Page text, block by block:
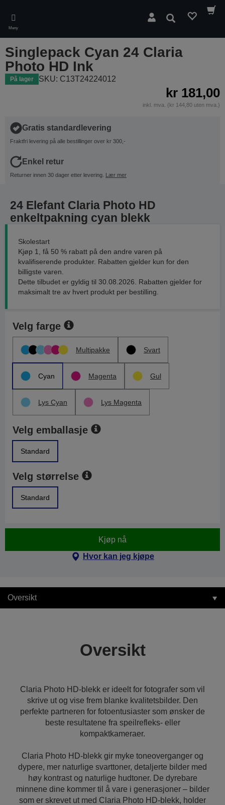
main
content
Meny
Søk
Singlepack Cyan 24 Claria
Photo HD Ink
På lager SKU: C13T24224012
kr 181,00
inkl. mva. (kr 144,80 uten mva.)
Gratis standardlevering
Fraktfri levering på alle bestillinger over kr 300,-
Enkel retur
Returner innen 30 dager etter levering. Lær mer
24 Elefant Claria Photo HD
enkeltpakning cyan blekk
Skolestart
Kjøp 1, få 50 % rabatt på den andre varen på
kvalifiserende produkter. Rabatten gjelder kun for den
billigste varen.
Dette tilbudet er gyldig til 30.08.2026. Rabatten gjelder for
maksimalt tre av hvert produkt per bestilling.
Velg farge
Multipakke Svart
Cyan Magenta Gul
Lys Cyan Lys Magenta
Velg emballasje
Standard
Velg størrelse
Standard
Kjøp nå
Hvor kan jeg kjøpe
Oversikt
Oversikt
Claria Photo HD-blekk er ideelt for fotografer som vil
skrive ut og vise frem blanke kvalitetsbilder. Den
perfekte partneren for fotoentusiaster som ønsker de
beste resultatene fra speilrefleks- eller
kompaktkameraer.
Claria Photo HD-blekk gir myke toneoverganger og
dypere, mer naturlige svarttoner, detaljerte bilder med
høy kontrast og naturlige hudtoner. De dyrebare
minnene dine kommer til å vare i generasjoner – bilder
som er skrevet ut med Claria Photo HD-blekk, holder